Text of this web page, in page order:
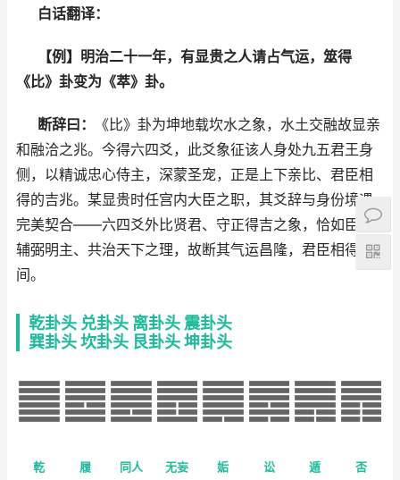
白话翻译：
【例】明治二十一年，有显贵之人请占气运，筮得
《比》卦变为《萃》卦。
断辞曰：
《比》卦为坤地载坎水之象，水土交融故显亲
和融洽之兆。今得六四爻，此爻象征该人身处九五君王身
侧，以精诚忠心侍主，深蒙圣宠，正是上下亲比、君臣相
得的吉兆。某显贵时任宫内大臣之职，其爻辞与身份境遇
完美契合——六四爻外比贤君、守正得吉之象，恰如臣子
辅弼明主、共治天下之理，故断其气运昌隆，君臣相得无
间。
乾卦头 兑卦头 离卦头 震卦头
巽卦头坎卦头 艮卦头坤卦头
乾 履 同人 无妄 姤 讼 遁 否